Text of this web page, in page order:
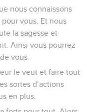
nous connaissons
vous. Et nous
la sagesse et
Ainsi vous pourrez
vous.
le veut et faire tout
sortes d’actions
en plus.